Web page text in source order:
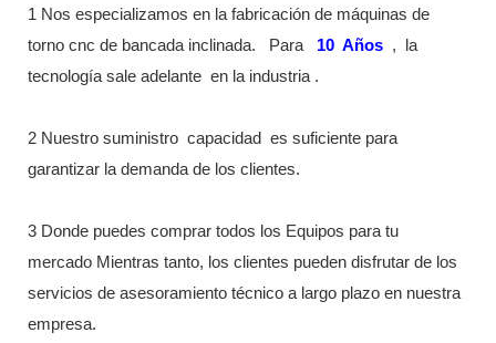
1 Nos especializamos en la fabricación de máquinas de
torno cnc de bancada inclinada.
Para 10 Años ,
la
tecnología sale adelante en la industria .
2 Nuestro suministro capacidad
es suficiente para
garantizar la demanda de los clientes.
3 Donde puedes comprar todos los Equipos para tu
mercado Mientras tanto, los clientes pueden disfrutar de los
servicios de asesoramiento técnico a largo plazo en nuestra
empresa.